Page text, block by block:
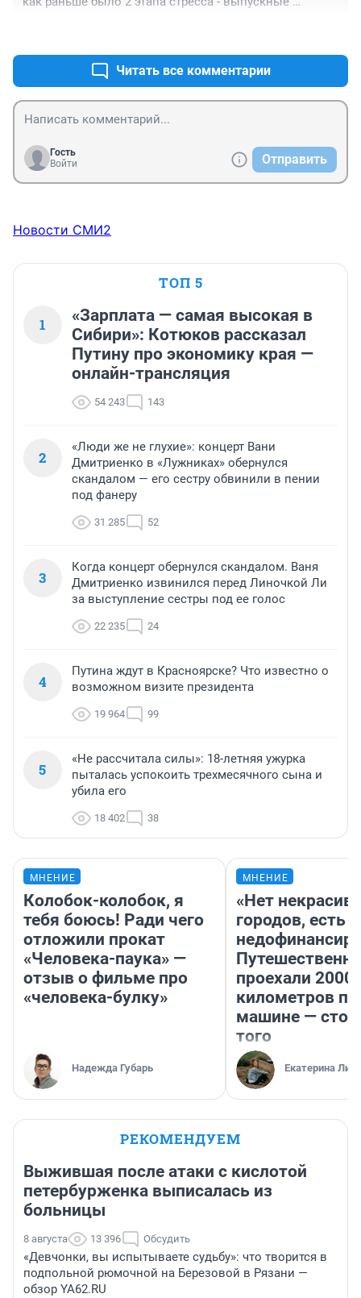
Читать все комментарии
Гость
Войти
Отправить
Новости СМИ2
ТОП 5
1
«Зарплата — самая высокая в
Сибири»: Котюков рассказал
Путину про экономику края —
онлайн-трансляция
54 243 143
2
«Люди же не глухие»: концерт Вани
Дмитриенко в «Лужниках» обернулся
скандалом — его сестру обвинили в пении
под фанеру
31 285 52
3
Когда концерт обернулся скандалом. Ваня
Дмитриенко извинился перед Линочкой Ли
за выступление сестры под ее голос
22 235 24
4
Путина ждут в Красноярске? Что известно о
возможном визите президента
19 964 99
5
«Не рассчитала силы»: 18-летняя ужурка
пыталась успокоить трехмесячного сына и
убила его
18 402 38
МНЕНИЕ
Колобок-колобок, я
тебя боюсь! Ради чего
отложили прокат
«Человека-паука» —
отзыв о фильме про
«человека-булку»
Надежда Губарь
МНЕНИЕ
«Нет
городов, есть
проехали 2000
километров по
машине —
того
Екатерина
РЕКОМЕНДУЕМ
Выжившая после атаки с кислотой
петербурженка выписалась из
больницы
8 августа 13 396 Обсудить
«Девчонки, вы испытываете судьбу»: что творится в
подпольной рюмочной на Березовой в Рязани —
обзор YA62.RU